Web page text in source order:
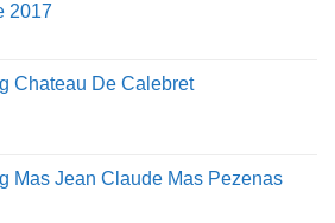
2017
Chateau De Calebret
Mas Jean Claude Mas Pezenas